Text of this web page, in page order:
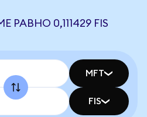
РАВНО 0,111429 FIS
MFT
FIS